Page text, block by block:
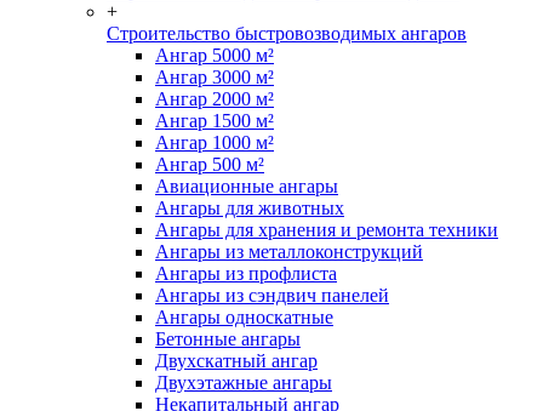
+
Строительство быстровозводимых ангаров
Ангар 5000 м²
Ангар 3000 м²
Ангар 2000 м²
Ангар 1500 м²
Ангар 1000 м²
Ангар 500 м²
Авиационные ангары
Ангары для животных
Ангары для хранения и ремонта техники
Ангары из металлоконструкций
Ангары из профлиста
Ангары из сэндвич панелей
Ангары односкатные
Бетонные ангары
Двухскатный ангар
Двухэтажные ангары
Некапитальный ангар